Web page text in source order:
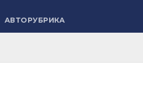
АВТОРУБРИКА